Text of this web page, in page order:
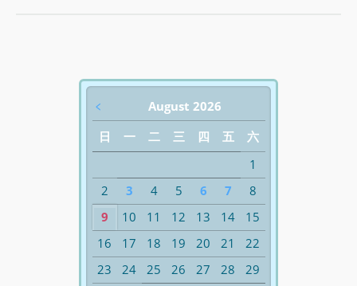
August 2026
﹤
日
一 二 三 四 五
六
1
2
3 4 5 6 7
8
9
10 11 12 13 14
15
16
17 18 19 20 21
22
23
24 25 26 27 28 29